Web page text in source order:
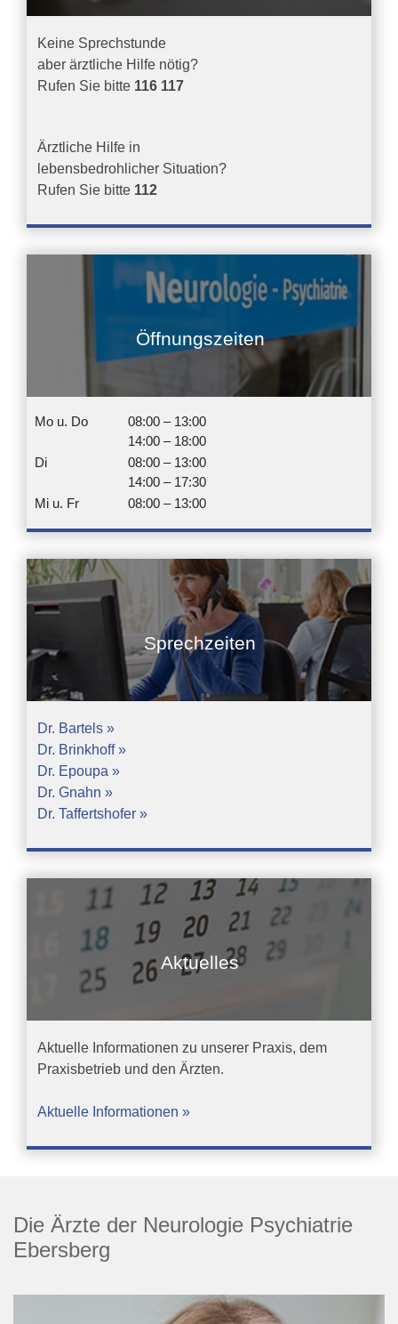
Keine Sprechstunde
aber ärztliche Hilfe nötig?
Rufen Sie bitte 116 117
Ärztliche Hilfe in
lebensbedrohlicher Situation?
Rufen Sie bitte 112
Öffnungszeiten
Mo u. Do
08:00 – 13:00
14:00 – 18:00
Di
08:00 – 13:00
14:00 – 17:30
Mi u. Fr
08:00 – 13:00
Sprechzeiten
Dr. Bartels »
Dr. Brinkhoff »
Dr. Epoupa »
Dr. Gnahn »
Dr. Taffertshofer »
Aktuelles
Aktuelle Informationen zu unserer Praxis, dem
Praxisbetrieb und den Ärzten.
Aktuelle Informationen »
Die Ärzte der Neurologie Psychiatrie
Ebersberg